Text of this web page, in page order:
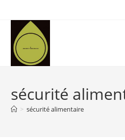
content
sécurité
> sécurité alimentaire